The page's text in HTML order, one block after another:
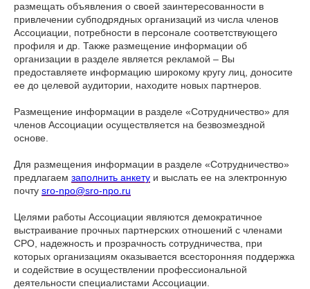
размещать объявления о своей заинтересованности в
привлечении субподрядных организаций из числа членов
Ассоциации, потребности в персонале соответствующего
профиля и др. Также размещение информации об
организации в разделе является рекламой – Вы
предоставляете информацию широкому кругу лиц, доносите
ее до целевой аудитории, находите новых партнеров.
Размещение информации в разделе «Сотрудничество» для
членов Ассоциации осуществляется на безвозмездной
основе.
Для размещения информации в разделе «Сотрудничество»
предлагаем заполнить анкету и выслать ее на электронную
почту sro-npo@sro-npo.ru
Целями работы Ассоциации являются демократичное
выстраивание прочных партнерских отношений с членами
CРО, надежность и прозрачность сотрудничества, при
которых организациям оказывается всесторонняя поддержка
и содействие в осуществлении профессиональной
деятельности специалистами Ассоциации.